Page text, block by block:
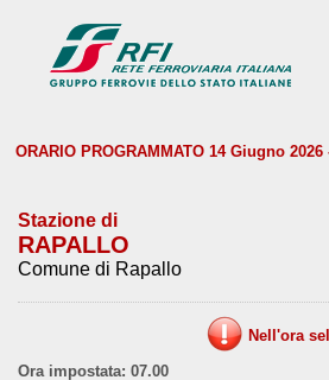
ORARIO PROGRAMMATO 14 Giugno
Stazione di
RAPALLO
Comune di Rapallo
Nell'ora
Ora impostata: 07.00